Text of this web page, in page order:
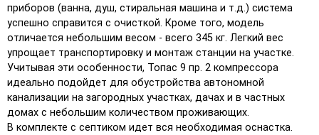
приборов (ванна, душ, стиральная машина и т.д.) система
успешно справится с очисткой. Кроме того, модель
отличается небольшим весом - всего 345 кг. Легкий вес
упрощает транспортировку и монтаж станции на участке.
Учитывая эти особенности, Топас 9 пр. 2 компрессора
идеально подойдет для обустройства автономной
канализации на загородных участках, дачах и в частных
домах с небольшим количеством проживающих.
В комплекте с септиком идет вся необходимая оснастка.